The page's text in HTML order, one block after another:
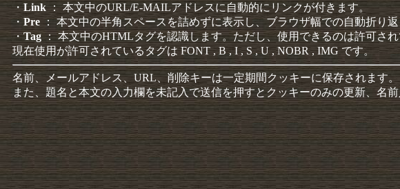
・Link： 本文中のURL/E-MAILアドレスに自動的にリンクが付きます。
・Pre ： 本文中の半角スペースを詰めずに表示し、ブラウザ幅での自動折り
・Tag： 本文中のHTMLタグを認識します。ただし、使用できるのは許可さ
現在使用が許可されているタグは FONT , B , I , S , U , NOBR , IMG です。
名前、メールアドレス、URL、削除キーは一定期間クッキーに保存されます。
また、題名と本文の入力欄を未記入で送信を押すとクッキーのみの更新、名